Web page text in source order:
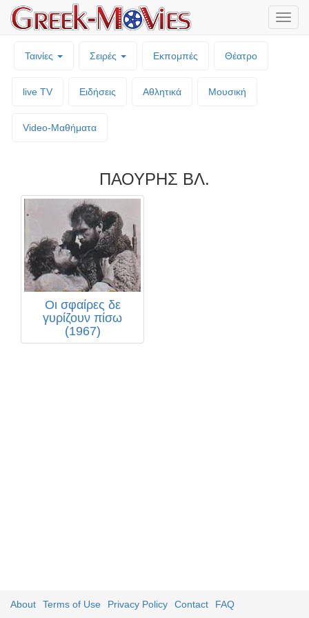
Ταινίες Σειρές Εκπομπές Θέατρο
live TV Ειδήσεις Αθλητικά Μουσική
Video-Mαθήματα
ΠΑΟΥΡΗΣ ΒΛ.
Οι σφαίρες δε
γυρίζουν πίσω
(1967)
About Terms of Use Privacy Policy Contact FAQ